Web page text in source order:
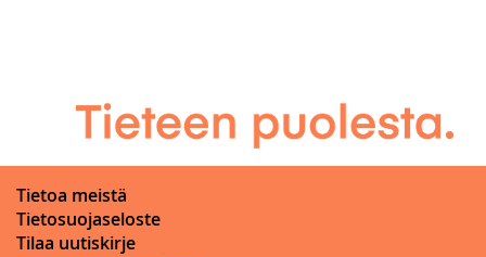
Tietoa meistä
Tietosuojaseloste
Tilaa uutiskirje